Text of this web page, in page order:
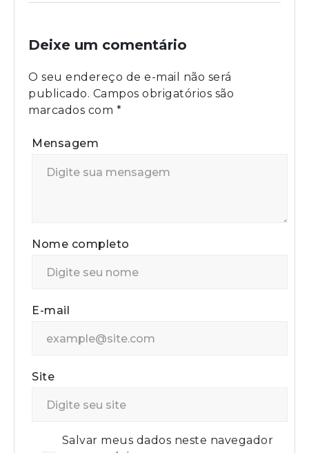
Deixe um comentário
O seu endereço de e-mail não será
publicado. Campos obrigatórios são
marcados com *
Mensagem
Nome completo
E-mail
Site
Salvar meus dados neste navegador